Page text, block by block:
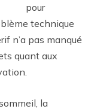
pour
technique
n’a pas manqué
quant aux
la